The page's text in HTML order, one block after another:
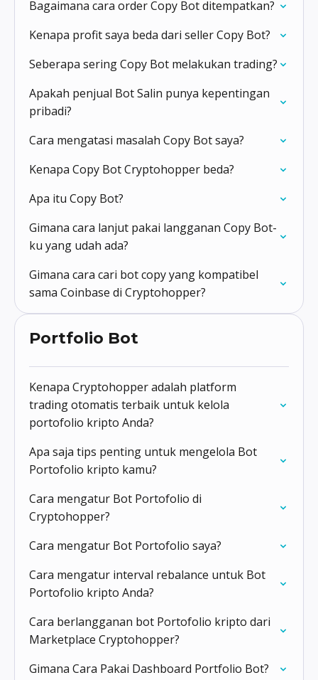
Bagaimana cara order Copy Bot ditempatkan?
Kenapa profit saya beda dari seller Copy Bot?
Seberapa sering Copy Bot melakukan trading?
Apakah penjual Bot Salin punya kepentingan
pribadi?
Cara mengatasi masalah Copy Bot saya?
Kenapa Copy Bot Cryptohopper beda?
Apa itu Copy Bot?
Gimana cara lanjut pakai langganan Copy Bot-
ku yang udah ada?
Gimana cara cari bot copy yang kompatibel
sama Coinbase di Cryptohopper?
Portfolio Bot
Kenapa Cryptohopper adalah platform
trading otomatis terbaik untuk kelola
portofolio kripto Anda?
Apa saja tips penting untuk mengelola Bot
Portofolio kripto kamu?
Cara mengatur Bot Portofolio di
Cryptohopper?
Cara mengatur Bot Portofolio saya?
Cara mengatur interval rebalance untuk Bot
Portofolio kripto Anda?
Cara berlangganan bot Portofolio kripto dari
Marketplace Cryptohopper?
Gimana Cara Pakai Dashboard Portfolio Bot?